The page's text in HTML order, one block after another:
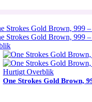
Hurtigt Overblik
One Strokes Gold Brown,